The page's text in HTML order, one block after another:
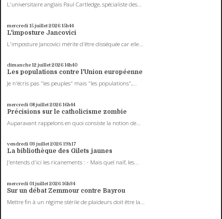
L'universitaire anglais Paul Cartledge, spécialiste des...
mercredi 15juillet 202615h44
L'imposture Jancovici
L'imposture Jancovici mérite d'être disséquée car elle...
dimanche 12 juillet 202614h40
Les populations contre l'Union européenne
Je n'écris pas "les peuples" mais "les populations",...
mercredi 08juillet 202616h44
Précisions sur le catholicisme zombie
Auparavant rappelons en quoi consiste la notion de...
vendredi 03 juillet 202619h17
La bibliothèque des Gilets jaunes
J'entends d'ici les ricanements : - Mais quel naïf, les...
mercredi 01 juillet 202616h34
Sur un débat Zemmour contre Bayrou
Mettre fin à un régime stérile de plaideurs doit être la...